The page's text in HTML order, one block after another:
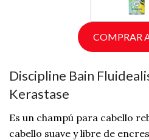
COMPRAR
Discipline Bain
Kerastase
Es un champú para cabello
cabello suave y libre de